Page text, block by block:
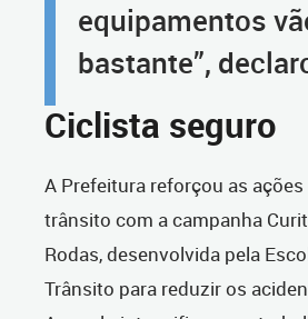
equipamentos
bastante”,
Ciclista seguro
A Prefeitura reforçou as
trânsito com a campanha
Rodas, desenvolvida pela
Trânsito para reduzir os